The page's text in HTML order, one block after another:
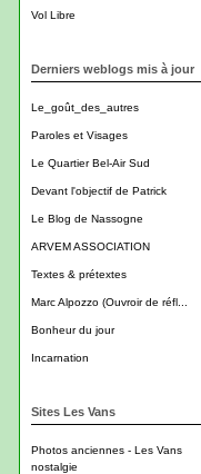
Vol Libre
Derniers weblogs mis à jour
Le_goût_des_autres
Paroles et Visages
Le Quartier Bel-Air Sud
Devant l'objectif de Patrick
Le Blog de Nassogne
ARVEM ASSOCIATION
Textes & prétextes
Marc Alpozzo (Ouvroir de réfl...
Bonheur du jour
Incarnation
Sites Les Vans
Photos anciennes - Les Vans
nostalgie